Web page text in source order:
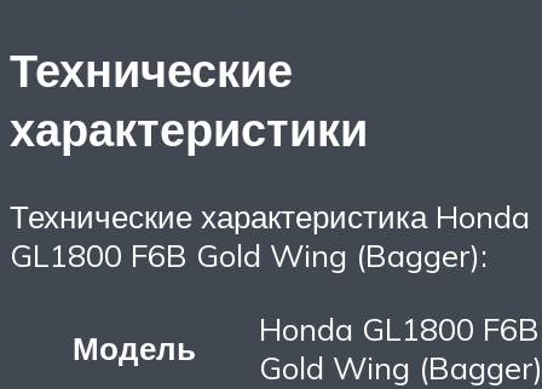
Технические
характеристики
Технические характеристика Honda
GL1800 F6B Gold Wing (Bagger):
Модель
Honda GL1800 F6B
Gold Wing (Bagger)